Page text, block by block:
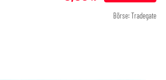
Börse: Tradegate